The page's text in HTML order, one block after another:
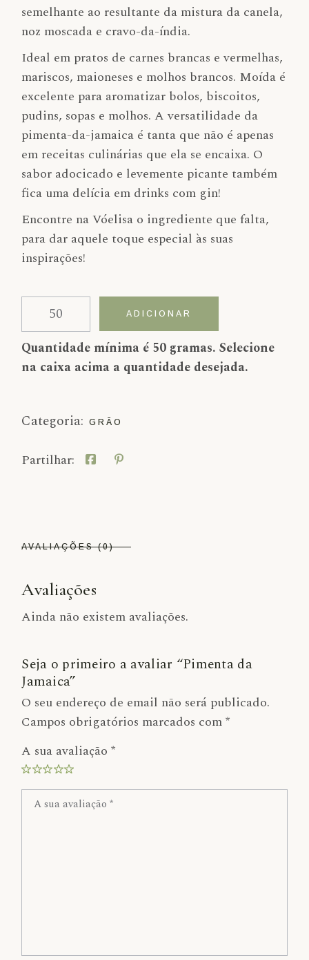
semelhante ao resultante da mistura da canela,
noz moscada e cravo-da-índia.
Ideal em pratos de carnes brancas e vermelhas,
mariscos, maioneses e molhos brancos. Moída é
excelente para aromatizar bolos, biscoitos,
pudins, sopas e molhos. A versatilidade da
pimenta-da-jamaica é tanta que não é apenas
em receitas culinárias que ela se encaixa. O
sabor adocicado e levemente picante também
fica uma delícia em drinks com gin!
Encontre na Vóelisa o ingrediente que falta,
para dar aquele toque especial às suas
inspirações!
Quantidade de Pimenta da Jamaica
ADICIONAR
Alternative:
Quantidade mínima é 50 gramas. Selecione
na caixa acima a quantidade desejada.
Categoria: GRÃO
Partilhar:
AVALIAÇÕES (0)
Avaliações
Ainda não existem avaliações.
Seja o primeiro a avaliar “Pimenta da
Jamaica”
O seu endereço de email não será publicado.
Campos obrigatórios marcados com*
A sua avaliação*